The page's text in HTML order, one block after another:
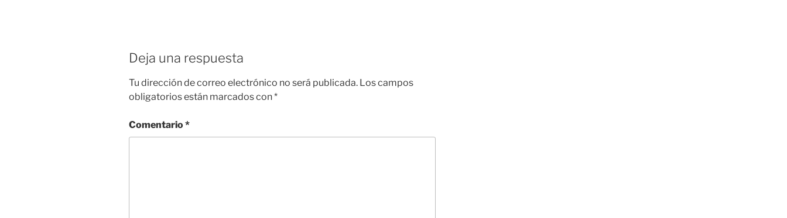
Deja una respuesta
Tu dirección de correo electrónico no será publicada. Los campos
obligatorios están marcados con*
Comentario*